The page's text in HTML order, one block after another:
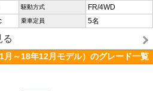
駆動方式 FR/4WD
乗車定員 5名
る
～18年12月モデル）のグレード一覧